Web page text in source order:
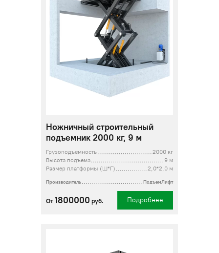
Ножничный строительный
подъемник 2000 кг, 9 м
Грузоподъемность
2000 кг
Высота подъема
9 м
Размер платформы (Ш*Г)
2,0*2,0 м
Производитель ПодъемЛифт
От 1800000 руб. Подробнее